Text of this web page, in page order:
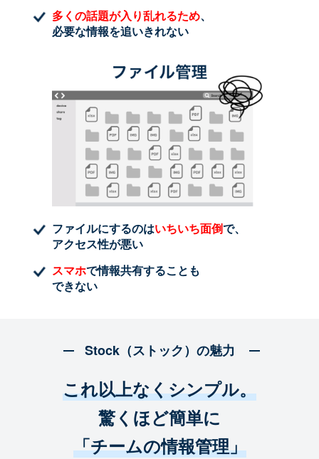
多くの話題が入り乱れるため、
必要な情報を追いきれない
ファイルにするのはいちいち面倒で、
アクセス性が悪い
スマホで情報共有することも
できない
Stock（ストック）の魅力
これ以上なくシンプル。
驚くほど簡単に
「チームの情報管理」